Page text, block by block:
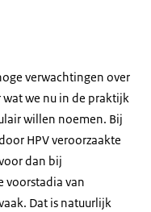
verwachtingen over
wat we nu in de praktijk
willen noemen. Bij
HPV veroorzaakte
dan bij
voorstadia van
Dat is natuurlijk